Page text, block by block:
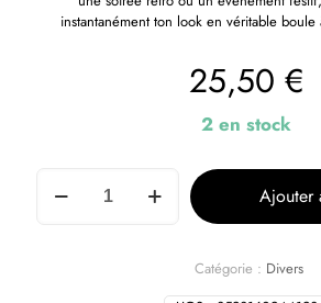
instantanément ton look en véritable boule
25,50 €
2 en stock
Ajouter
Catégorie : Divers